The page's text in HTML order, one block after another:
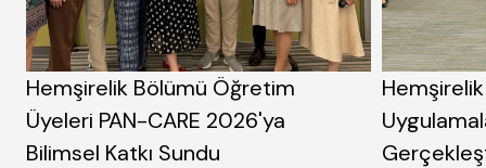
Hemşirelik Bölümü Öğretim
Üyeleri PAN-CARE 2026'ya
Bilimsel Katkı Sundu